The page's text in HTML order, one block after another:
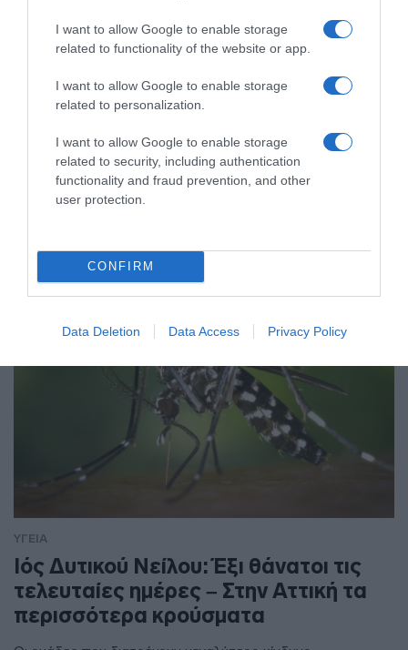
I want to allow Google to enable storage
related to functionality of the website or app.
I want to allow Google to enable storage
related to personalization.
I want to allow Google to enable storage
related to security, including authentication
functionality and fraud prevention, and other
user protection.
CONFIRM
Data Deletion Data Access Privacy Policy
ΥΓΕΙΑ
ΥΓΕΙΑ
Ιός Δυτικού Νείλου: Έξι θάνατοι τις
τελευταίες ημέρες – Στην Αττική τα
περισσότερα κρούσματα